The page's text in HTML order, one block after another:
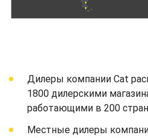
Дилеры компании Cat
1800 дилерскими
работающими в 200
Местные дилеры